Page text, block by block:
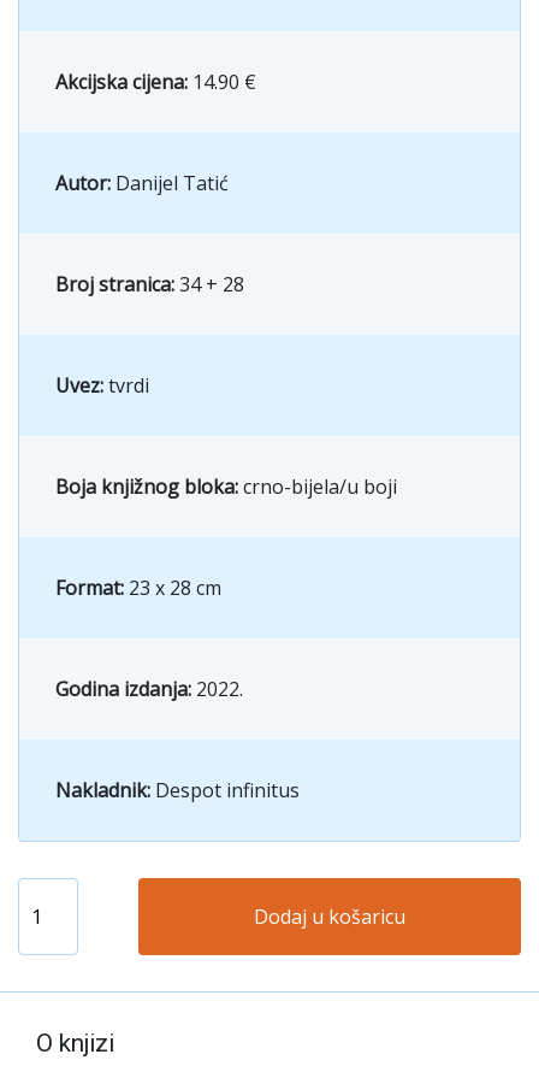
Akcijska cijena: 14.90 €
Autor: Danijel Tatić
Broj stranica:34 + 28
Uvez:tvrdi
Boja knjižnog bloka:crno-bijela/u boji
Format: 23 x 28 cm
Godina izdanja: 2022.
Nakladnik: Despot infinitus
Dodaj u košaricu
O knjizi